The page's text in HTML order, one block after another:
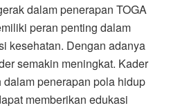
dalam penerapan TOGA
peran penting dalam
kesehatan. Dengan adanya
semakin meningkat. Kader
penerapan pola hidup
memberikan edukasi